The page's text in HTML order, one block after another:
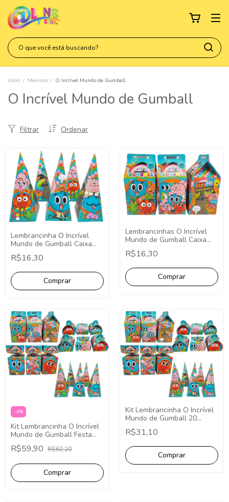
Início / Meninos / O Incrível Mundo de Gumball
O Incrível Mundo de Gumball
Ordenar
Filtrar
Lembrancinha O Incrível
Mundo de Gumball Caixa
Cone - Pct com 10
Unidades.
R$16,30
Lembrancinhas O Incrível
Mundo de Gumball Caixa
Milk - Pct com 10 unidades.
R$16,30
-4%
Kit Lembrancinha O Incrível
Mundo de Gumball Festa
Fácil Papelaria 40 Caixinhas.
R$59,90 R$62,20
Kit Lembrancinha O Incrível
Mundo de Gumball 20
Caixinhas Festa Fácil
Decoração.
R$31,10